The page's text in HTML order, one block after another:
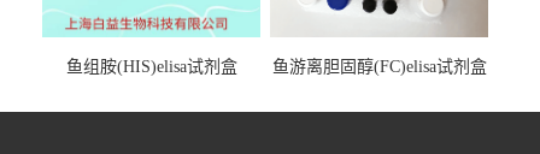
鱼组胺(HIS)elisa试剂盒 鱼游离胆固醇(FC)elisa试剂盒